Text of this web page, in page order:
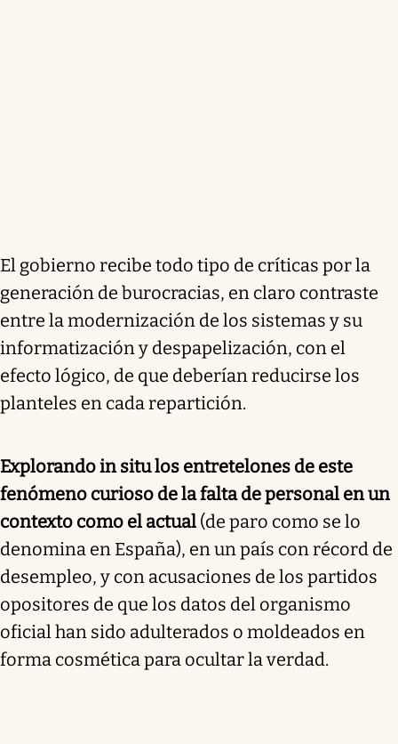
El gobierno recibe todo tipo de críticas por la
generación de burocracias, en claro contraste
entre la modernización de los sistemas y su
informatización y despapelización, con el
efecto lógico, de que deberían reducirse los
planteles en cada repartición.
Explorando in situ los entretelones de este
fenómeno curioso de la falta de personal en un
contexto como el actual (de paro como se lo
denomina en España), en un país con récord de
desempleo, y con acusaciones de los partidos
opositores de que los datos del organismo
oficial han sido adulterados o moldeados en
forma cosmética para ocultar la verdad.